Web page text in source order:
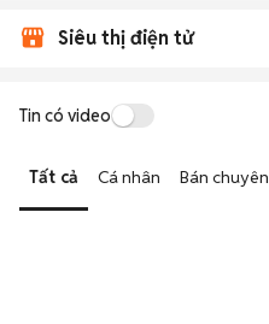
Siêu thị điện tử
Tin có video
Tất cả Cá nhân Bán chuyên